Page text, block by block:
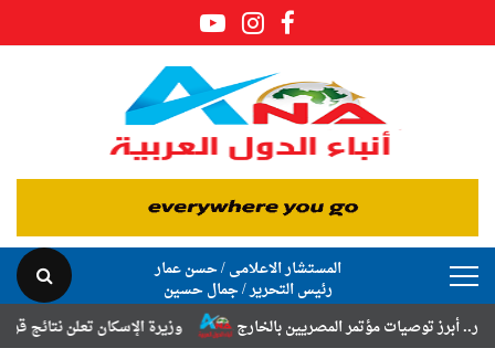
المستشار الاعلامى / حسن عمار
رئيس التحرير / جمال حسين
وزيرة الإسكان تعلن نتائج قرعة تخصيص
مؤتمر المصريين بالخارج